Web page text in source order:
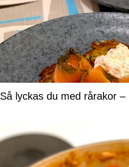
Så lyckas du med rårakor